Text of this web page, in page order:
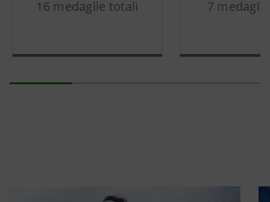
16 medaglie totali 7